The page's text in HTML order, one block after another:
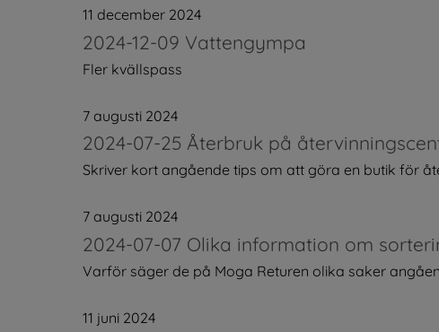
11 december 2024
2024-12-09 Vattengympa
Fler kvällspass
7 augusti 2024
2024-07-25 Återbruk på
Skriver kort angående tips om att göra en butik för
7 augusti 2024
2024-07-07 Olika information om
Varför säger de på Moga Returen olika saker
11 juni 2024